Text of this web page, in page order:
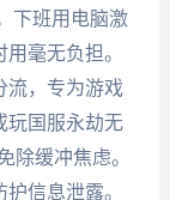
下班用电脑激
毫无负担。
流，专为游戏
玩国服永劫无
除缓冲焦虑。
信息泄露。